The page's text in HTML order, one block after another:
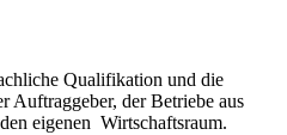
Qualifikation und die
Auftraggeber, der Betriebe aus
eigenen Wirtschaftsraum.